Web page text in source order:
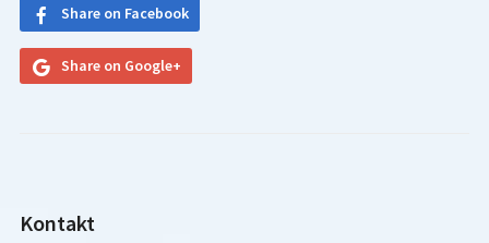
Share on Facebook
Share on Google+
Kontakt